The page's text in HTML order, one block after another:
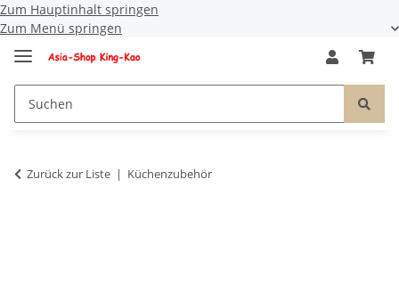
Zum Hauptinhalt springen
Zum Menü springen
Zurück zur Liste Küchenzubehör